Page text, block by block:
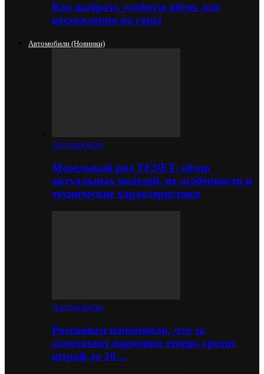
Как выбрать удобную обувь для
восхождения на горы
Автомобили (новинки)
Автомобили
Модельный ряд TENET: обзор
актуальных моделей, их особенности и
технические характеристики
Автомобили
Россиянам напомнили, что за
самозахват парковки теперь грозит
штраф до 10…